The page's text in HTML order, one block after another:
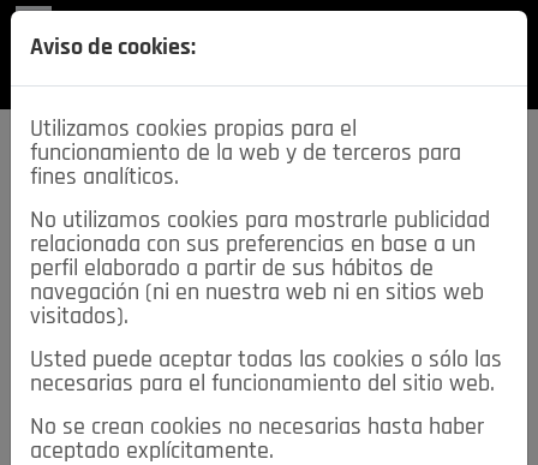
SECCIONES
descarga esta
REVISTA
≡NOTICIAS
NOTICIAS SERVICIOS DE INTERÉS
Aviso de cookies:
Utilizamos cookies propias para el
funcionamiento de la web y de terceros para
fines analíticos.
No utilizamos cookies para mostrarle publicidad
relacionada con sus preferencias en base a un
perfil elaborado a partir de sus hábitos de
navegación (ni en nuestra web ni en sitios web
visitados).
Usted puede aceptar todas las cookies o sólo las
necesarias para el funcionamiento del sitio web.
No se crean cookies no necesarias hasta haber
aceptado explícitamente.